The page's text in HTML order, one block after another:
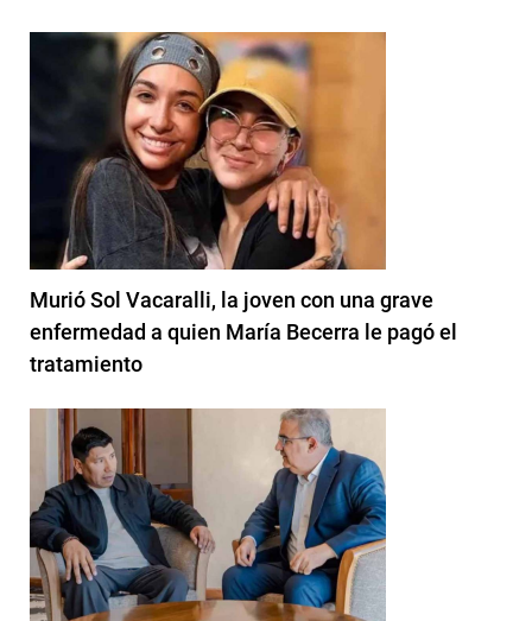
Murió Sol Vacaralli, la joven con una grave
enfermedad a quien María Becerra le pagó el
tratamiento